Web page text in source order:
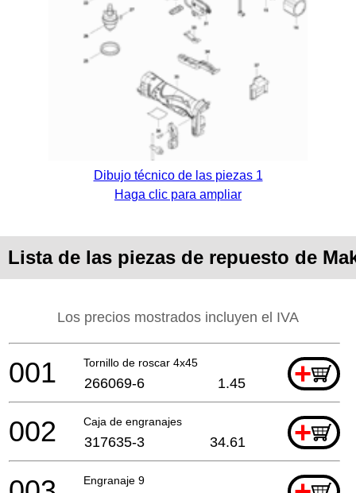
Dibujo técnico de las piezas 1
Haga clic para ampliar
Lista de las piezas de repuesto de
Los precios mostrados incluyen el IVA
Tornillo de roscar 4x45 +
001 266069-6 1.45
Caja de engranajes +
002 317635-3 34.61
Engranaje 9